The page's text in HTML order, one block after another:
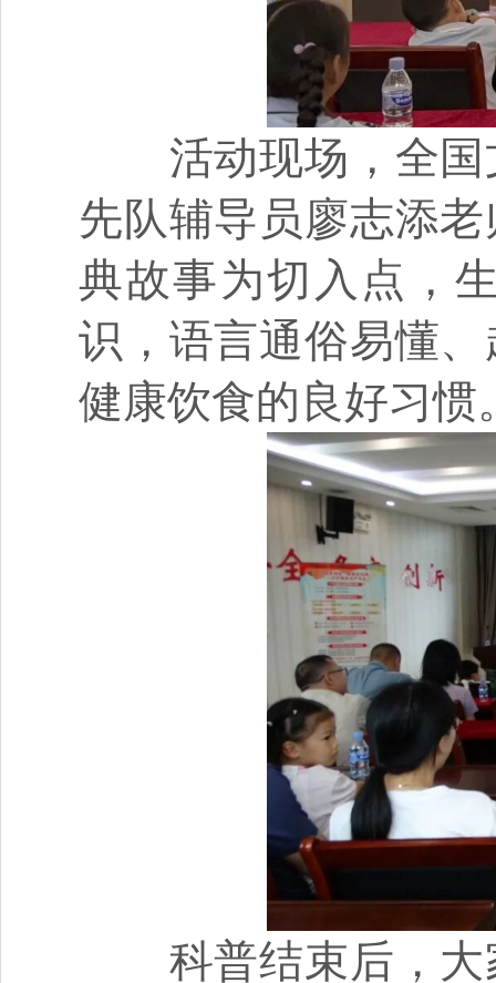
活动现场，全国
先队辅导员廖志添
典故事为切入点，
识，语言通俗易懂
健康饮食的良好习惯
科普结束后，大